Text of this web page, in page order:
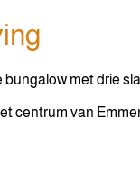
bungalow met drie
centrum van